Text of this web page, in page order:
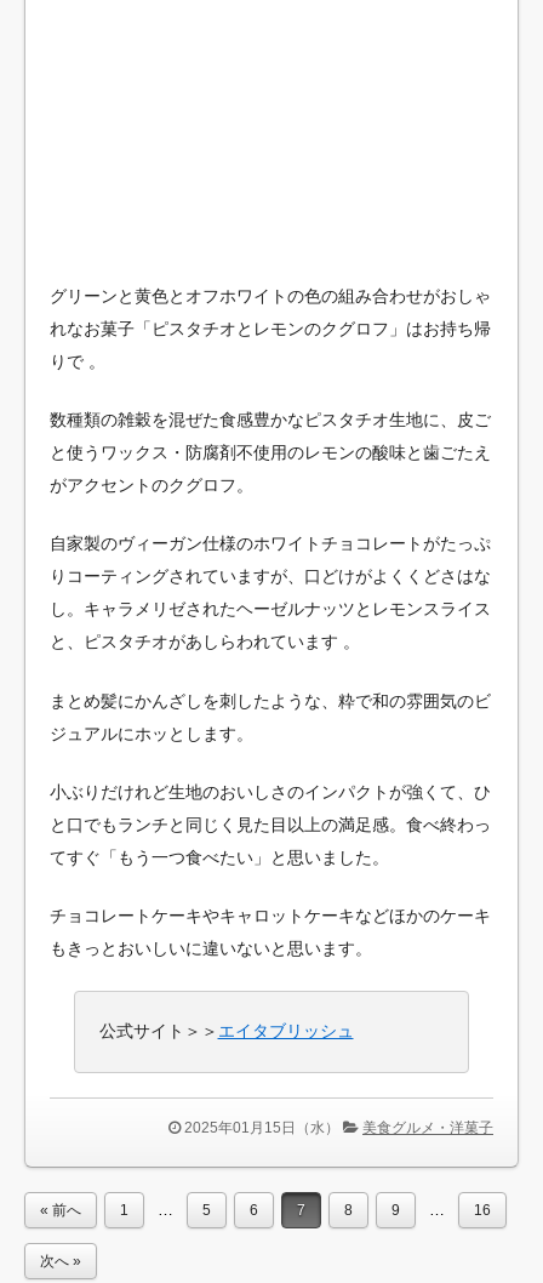
グリーンと黄色とオフホワイトの色の組み合わせがおしゃ
れなお菓子「ピスタチオとレモンのクグロフ」はお持ち帰
りで 。
数種類の雑穀を混ぜた食感豊かなピスタチオ生地に、皮ご
と使うワックス・防腐剤不使用のレモンの酸味と歯ごたえ
がアクセントのクグロフ。
自家製のヴィーガン仕様のホワイトチョコレートがたっぷ
りコーティングされていますが、口どけがよくくどさはな
し。キャラメリゼされたヘーゼルナッツとレモンスライス
と、ピスタチオがあしらわれています 。
まとめ髪にかんざしを刺したような、粋で和の雰囲気のビ
ジュアルにホッとします。
小ぶりだけれど生地のおいしさのインパクトが強くて、ひ
と口でもランチと同じく見た目以上の満足感。食べ終わっ
てすぐ「もう一つ食べたい」と思いました。
チョコレートケーキやキャロットケーキなどほかのケーキ
もきっとおいしいに違いないと思います。
公式サイト＞＞ エイタブリッシュ
2025年01月15日（水） 美食グルメ・洋菓子
« 前へ 1 5 6 7 8 9 16
次へ »